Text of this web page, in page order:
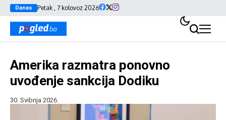
Danas Petak , 7 kolovoz 2026
Amerika razmatra ponovno
uvođenje sankcija Dodiku
30. Svibnja 2026.